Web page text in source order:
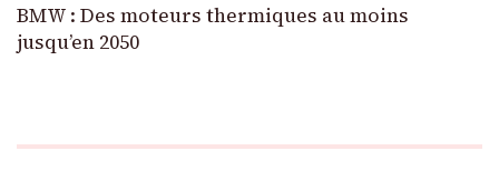
BMW : Des moteurs thermiques au moins
jusqu’en 2050